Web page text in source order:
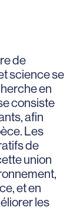
de
science se
en
consiste
afin
Les
de
union
et en
les